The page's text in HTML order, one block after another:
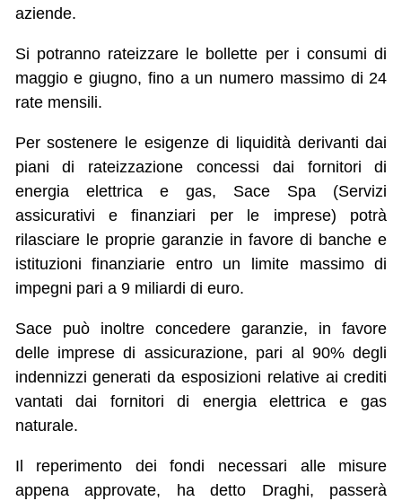
aziende.
Si potranno rateizzare le bollette per i consumi di
maggio e giugno, fino a un numero massimo di 24
rate mensili.
Per sostenere le esigenze di liquidità derivanti dai
piani di rateizzazione concessi dai fornitori di
energia elettrica e gas, Sace Spa (Servizi
assicurativi e finanziari per le imprese) potrà
rilasciare le proprie garanzie in favore di banche e
istituzioni finanziarie entro un limite massimo di
impegni pari a 9 miliardi di euro.
Sace può inoltre concedere garanzie, in favore
delle imprese di assicurazione, pari al 90% degli
indennizzi generati da esposizioni relative ai crediti
vantati dai fornitori di energia elettrica e gas
naturale.
Il reperimento dei fondi necessari alle misure
appena approvate, ha detto Draghi, passerà